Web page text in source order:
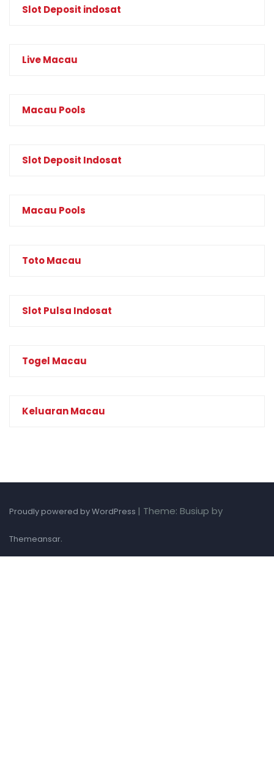
Slot Deposit indosat
Live Macau
Macau Pools
Slot Deposit Indosat
Macau Pools
Toto Macau
Slot Pulsa Indosat
Togel Macau
Keluaran Macau
Proudly powered by WordPress | Theme: Busiup by
Themeansar.